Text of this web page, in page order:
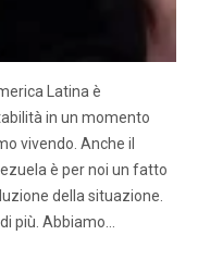
Latina è
in un momento
vivendo. Anche il
è per noi un fatto
della situazione.
più. Abbiamo…